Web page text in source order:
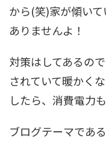
から(笑)家が傾い
ありませんよ！
対策はしてあるの
されていて暖かく
したら、消費電力
ブログテーマであ